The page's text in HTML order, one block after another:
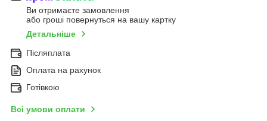
Ви отримаєте замовлення
або гроші повернуться на вашу картку
Детальніше
Післяплата
Оплата на рахунок
Готівкою
Всі умови оплати